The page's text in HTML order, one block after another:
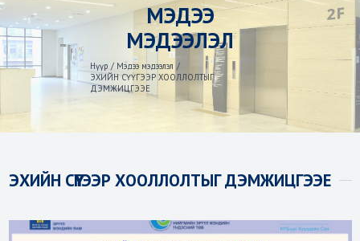
МЭДЭЭ
МЭДЭЭЛЭЛ
Нүүр / Мэдээ мэдээлэл /
ЭХИЙН СҮҮГЭЭР ХООЛЛОЛТЫГ
ДЭМЖИЦГЭЭЕ
ЭХИЙН СҮҮГЭЭР ХООЛЛОЛТЫГ ДЭМЖИЦГЭЭЕ